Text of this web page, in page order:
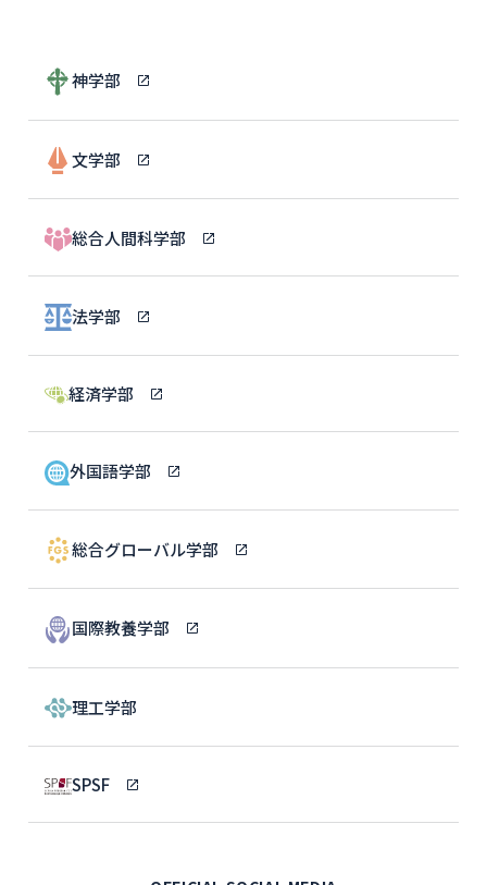
神学部
文学部
総合人間科学部
法学部
経済学部
外国語学部
総合グローバル学部
国際教養学部
理工学部
SPSF